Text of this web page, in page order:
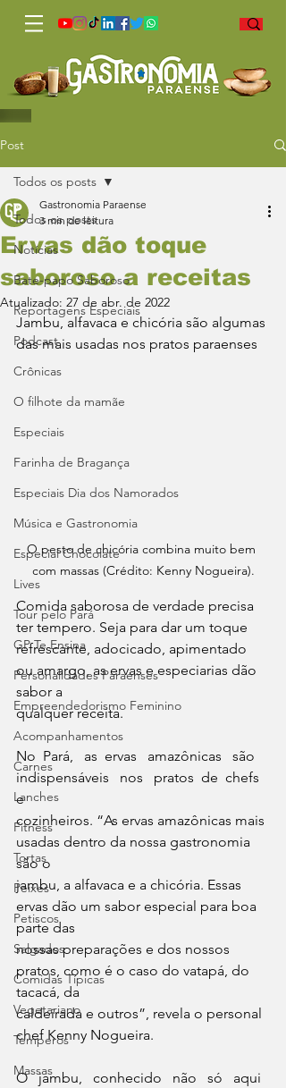
Post
Todos os posts
Notícias
Bate-papo Saboroso
Reportagens Especiais
Podcast
Crônicas
O filhote da mamãe
Especiais
Farinha de Bragança
Especiais Dia dos Namorados
Música e Gastronomia
Especial Chocolate
Lives
Tour pelo Pará
GP Te Ensina
Personalidades Paraenses
Empreendedorismo Feminino
Acompanhamentos
Carnes
Lanches
Fitness
Tortas
Peixes
Petiscos
Salgados
Comidas Típicas
Vegetariano
Temperos
Massas
Todos os posts
Ervas dão toque
saboroso a receitas
Gastronomia Paraense
3 min de leitura
Atualizado: 27 de abr. de 2022
Jambu, alfavaca e chicória são algumas
das mais usadas nos pratos paraenses
O pesto de chicória combina muito bem
com massas (Crédito: Kenny Nogueira).
Comida saborosa de verdade precisa
ter tempero. Seja para dar um toque
refrescante, adocicado, apimentado
ou amargo, as ervas e especiarias dão
sabor a
qualquer receita.
No  Pará,   as  ervas   amazônicas   são
indispensáveis   nos   pratos  de  chefs
e
cozinheiros. “As ervas amazônicas mais
usadas dentro da nossa gastronomia
são o
jambu, a alfavaca e a chicória. Essas
ervas dão um sabor especial para boa
parte das
nossas preparações e dos nossos
pratos, como é o caso do vatapá, do
tacacá, da
caldeirada e outros”, revela o personal
chef Kenny Nogueira.
O   jambu,   conhecido   não   só   aqui